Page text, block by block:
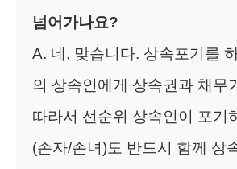
넘어가나요?
A. 네, 맞습니다. 상속포기를
의 상속인에게 상속권과 채무
따라서 선순위 상속인이 포기
(손자/손녀)도 반드시 함께 상